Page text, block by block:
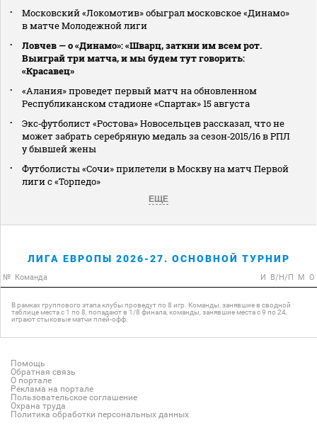
Московский «Локомотив» обыграл московское «Динамо»
в матче Молодежной лиги
Ловчев — о «Динамо»: «Шварц, заткни им всем рот.
Выиграй три матча, и мы будем тут говорить:
«Красавец»
«Алания» проведет первый матч на обновленном
Республиканском стадионе «Спартак» 15 августа
Экс‑футболист «Ростова» Новосельцев рассказал, что не
может забрать серебряную медаль за сезон‑2015/16 в РПЛ
у бывшей жены
Футболисты «Сочи» прилетели в Москву на матч Первой
лиги с «Торпедо»
ЕЩЕ
ЛИГА ЕВРОПЫ 2026-27. ОСНОВНОЙ ТУРНИР
№ Команда И В/Н/П М О
В рамках группового этапа клубы проведут по 8 игр. Команды, занявшие в сводной
таблице места с 1 по 8, попадают в 1/8 финала, команды, занявшие места с 9 по 24,
играют стыковые матчи плей-офф.
Помощь
Обратная связь
О портале
Реклама на портале
Пользовательское соглашение
Охрана труда
Политика обработки персональных данных